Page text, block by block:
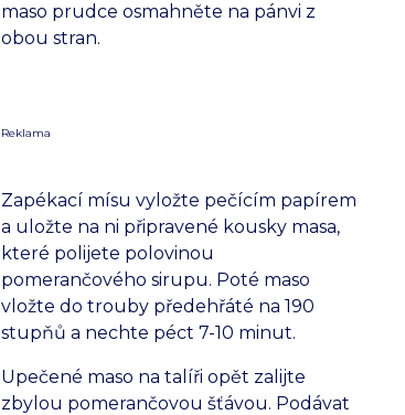
maso prudce osmahněte na pánvi z
obou stran.
Reklama
Zapékací mísu vyložte pečícím papírem
a uložte na ni připravené kousky masa,
které polijete polovinou
pomerančového sirupu. Poté maso
vložte do trouby předehřáté na 190
stupňů a nechte péct 7-10 minut.
Upečené maso na talíři opět zalijte
zbylou pomerančovou šťávou. Podávat